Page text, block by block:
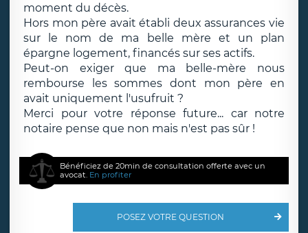
moment du décès.
Hors mon père avait établi deux assurances vie
sur le nom de ma belle mère et un plan
épargne logement, financés sur ses actifs.
Peut-on exiger que ma belle-mère nous
rembourse les sommes dont mon père en
avait uniquement l'usufruit ?
Merci pour votre réponse future... car notre
notaire pense que non mais n'est pas sûr !
Bénéficiez de 20min de consultation offerte avec un
avocat. En profiter
POSEZ VOTRE QUESTION